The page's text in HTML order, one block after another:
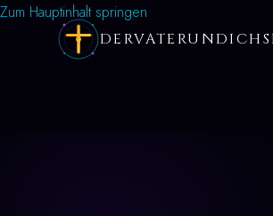
Zum Hauptinhalt springen